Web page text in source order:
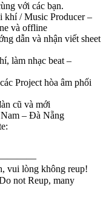
với các bạn.
khí / Music Producer –
và offline
dẫn và nhận viết sheet
làm nhạc beat –
Project hòa âm phối
cũ và mới
– Đà Nẵng
vui lòng không reup!
not Reup, many